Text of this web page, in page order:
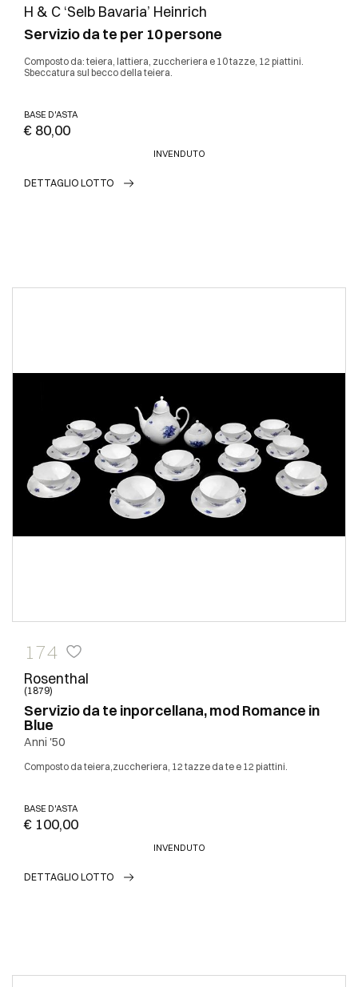
H & C ‘Selb Bavaria’ Heinrich
Servizio da te per 10 persone
Composto da: teiera, lattiera, zuccheriera e 10 tazze, 12 piattini.
Sbeccatura sul becco della teiera.
BASE D'ASTA
€ 80,00
INVENDUTO
DETTAGLIO LOTTO
174
Rosenthal
(1879)
Servizio da te inporcellana, mod Romance in
Blue
Anni '50
Composto da teiera,zuccheriera, 12 tazze da te e 12 piattini.
BASE D'ASTA
€ 100,00
INVENDUTO
DETTAGLIO LOTTO